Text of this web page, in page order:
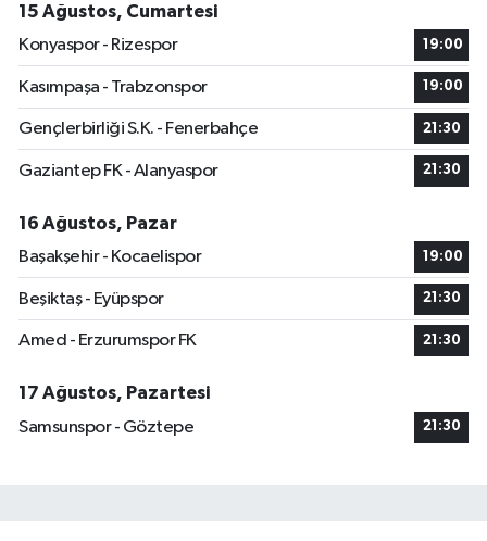
15 Ağustos, Cumartesi
Konyaspor - Rizespor
19:00
Kasımpaşa - Trabzonspor 19:00
Gençlerbirliği S.K. - Fenerbahçe 21:30
Gaziantep FK - Alanyaspor 21:30
16 Ağustos, Pazar
Başakşehir - Kocaelispor
19:00
Beşiktaş - Eyüpspor 21:30
Amed - Erzurumspor FK 21:30
17 Ağustos, Pazartesi
Samsunspor - Göztepe
21:30